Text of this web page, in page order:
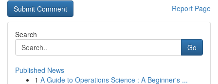
Report Page
Search
Go
Published News
1 A Guide to Operations Science : A Beginner's ...